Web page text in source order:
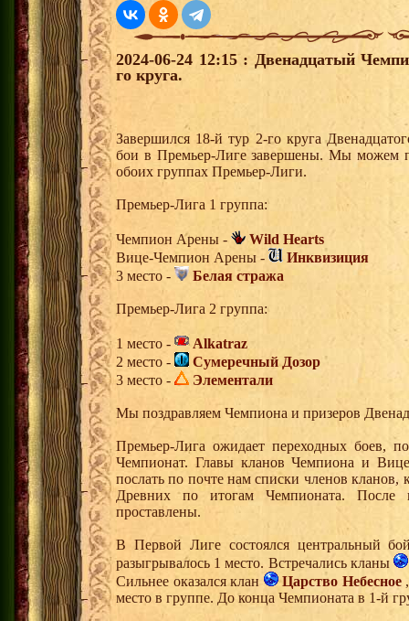
2024-06-24 12:15 : Двенадцатый
го круга.
Завершился 18-й тур 2-го круга
бои в Премьер-Лиге завершены. Мы можем
обоих группах Премьер-Лиги.
Премьер-Лига 1 группа:
Чемпион Арены -
Wild Hearts
Вице-Чемпион Арены -
Инквизиция
3 место -
Белая стража
Премьер-Лига 2 группа:
1 место -
Alkatraz
2 место -
Сумеречный Дозор
3 место -
Элементали
Мы поздравляем Чемпиона и призеров
Премьер-Лига ожидает переходных боев,
Чемпионат. Главы кланов Чемпиона и
послать по почте нам списки членов кланов,
Древних по итогам Чемпионата. После
проставлены.
В Первой Лиге состоялся центральный
разыгрывалось 1 место. Встречались кланы
Сильнее оказался клан
Царство Небесное,
место в группе. До конца Чемпионата в 1-й